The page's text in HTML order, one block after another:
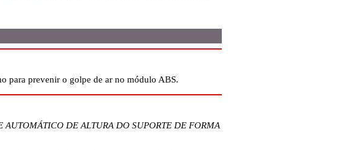
para prevenir o golpe de ar no módulo ABS.
DE ALTURA DO SUPORTE DE FORMA